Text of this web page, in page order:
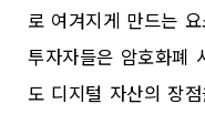
로 여겨지게 만드는
투자자들은 암호화폐
도 디지털 자산의 장